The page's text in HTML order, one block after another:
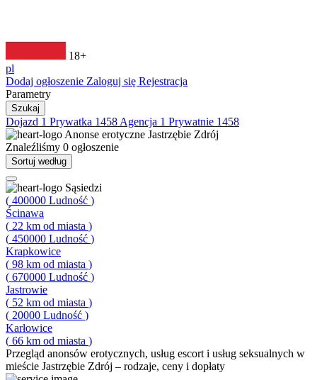
18+
pl
Dodaj ogłoszenie Zaloguj się Rejestracja
Parametry
Szukaj
Dojazd 1 Prywatka 1458 Agencja 1 Prywatnie 1458
Anonse erotyczne Jastrzębie Zdrój
Znaleźliśmy 0 ogłoszenie
Sortuj według
Sąsiedzi
( 400000 Ludność )
Ścinawa
( 22 km od miasta )
( 450000 Ludność )
Krapkowice
( 98 km od miasta )
( 670000 Ludność )
Jastrowie
( 52 km od miasta )
( 20000 Ludność )
Karłowice
( 66 km od miasta )
Przegląd anonsów erotycznych, usług escort i usług seksualnych w
mieście Jastrzębie Zdrój – rodzaje, ceny i dopłaty